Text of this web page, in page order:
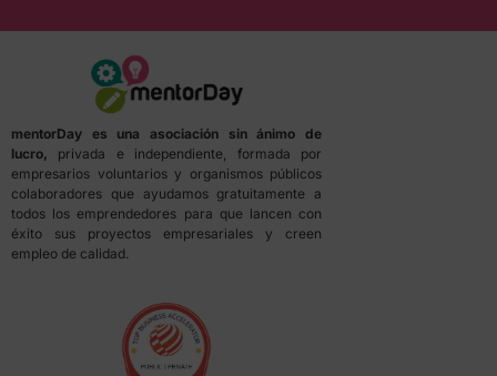
mentorDay es una asociación sin ánimo de
lucro, privada e independiente, formada por
empresarios voluntarios y organismos públicos
colaboradores que ayudamos gratuitamente a
todos los emprendedores para que lancen con
éxito sus proyectos empresariales y creen
empleo de calidad.